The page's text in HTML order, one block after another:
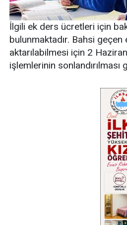
İlgili ek ders ücretleri için
bulunmaktadır. Bahsi
aktarılabilmesi için 2
işlemlerinin sonlandırılması